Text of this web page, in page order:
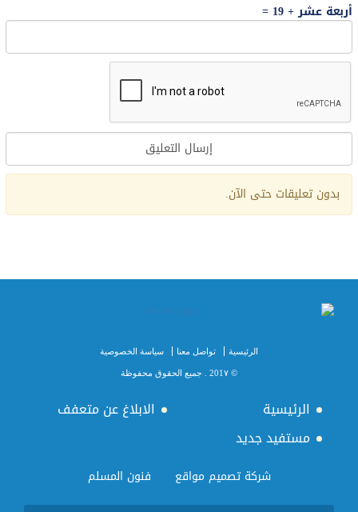
أربعة عشر + 19 =
Alternative:
بدون تعليقات حتى الآن.
الرئيسية تواصل معنا سياسة الخصوصية
© 201٧ . جميع الحقوق محفوظة
الرئيسية
الابلاغ عن متعفف
مستفيد جديد
شركة تصميم مواقع فنون المسلم